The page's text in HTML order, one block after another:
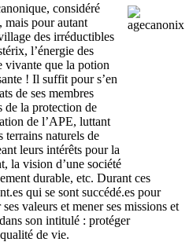
considéré
mais pour autant
des irréductibles
l’énergie des
vivante que la potion
! Il suffit pour s’en
de ses membres
de la protection de
de l’APE, luttant
terrains naturels de
leurs intérêts pour la
la vision d’une société
durable, etc. Durant ces
qui se sont succédé.es pour
valeurs et mener ses missions et
son intitulé : protéger
de vie.